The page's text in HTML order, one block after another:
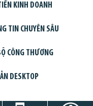
KINH DOANH
TIN CHUYÊN SÂU
CÔNG THƯƠNG
DESKTOP